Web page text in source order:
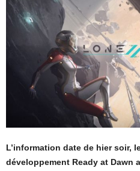
L’information date de hier soir,
développement Ready at Dawn